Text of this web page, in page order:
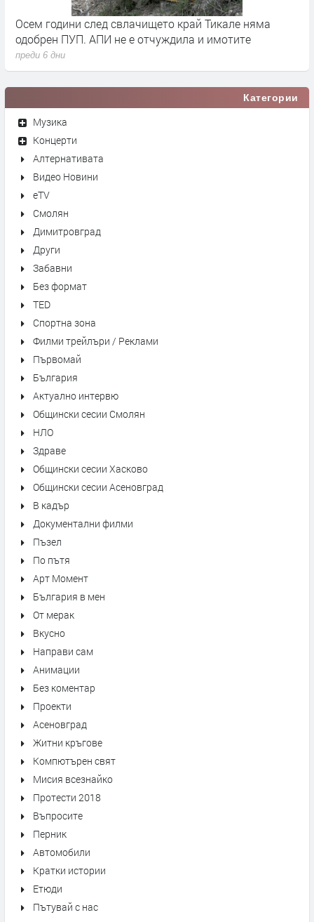
Осем години след свлачището край Тикале няма
одобрен ПУП. АПИ не е отчуждила и имотите
преди 6 дни
Категории
Музика
Концерти
Алтернативата
Видео Новини
eTV
Смолян
Димитровград
Други
Забавни
Без формат
TED
Спортна зона
Филми трейлъри / Реклами
Първомай
България
Актуално интервю
Общински сесии Смолян
НЛО
Здраве
Общински сесии Хасково
Общински сесии Асеновград
В кадър
Документални филми
Пъзел
По пътя
Арт Момент
България в мен
От мерак
Вкусно
Направи сам
Анимации
Без коментар
Проекти
Асеновград
Житни кръгове
Компютърен свят
Мисия всезнайко
Протести 2018
Въпросите
Перник
Автомобили
Кратки истории
Етюди
Пътувай с нас